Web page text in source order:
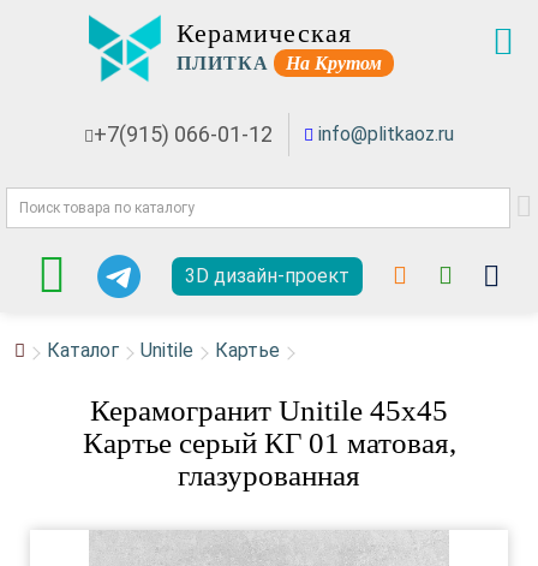
Керамическая
ПЛИТКА На Крутом
+7(915) 066-01-12 info@plitkaoz.ru
3D дизайн-проект
Каталог Unitile Картье
Керамогранит Unitile 45x45
Картье серый КГ 01 матовая,
глазурованная